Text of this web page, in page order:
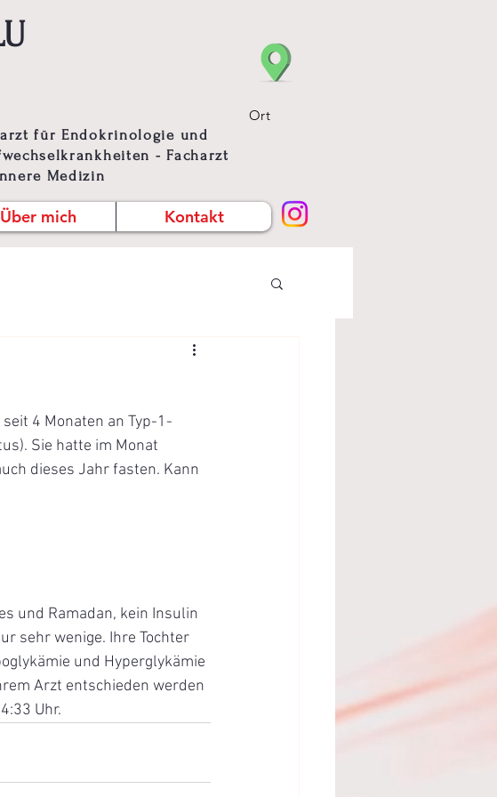
Ort
für Endokrinologie und
- Facharzt
Medizin
Über mich Kontakt
4 Monaten an Typ-1-
Sie hatte im Monat
dieses Jahr fasten. Kann
und Ramadan, kein Insulin
sehr wenige. Ihre Tochter
und Hyperglykämie
Arzt entschieden werden
Uhr.